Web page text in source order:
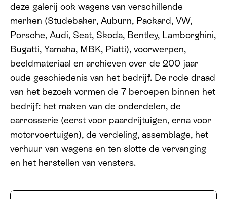
deze galerij ook wagens van verschillende
merken (Studebaker, Auburn, Packard, VW,
Porsche, Audi, Seat, Skoda, Bentley, Lamborghini,
Bugatti, Yamaha, MBK, Piatti), voorwerpen,
beeldmateriaal en archieven over de 200 jaar
oude geschiedenis van het bedrijf. De rode draad
van het bezoek vormen de 7 beroepen binnen het
bedrijf: het maken van de onderdelen, de
carrosserie (eerst voor paardrijtuigen, erna voor
motorvoertuigen), de verdeling, assemblage, het
verhuur van wagens en ten slotte de vervanging
en het herstellen van vensters.